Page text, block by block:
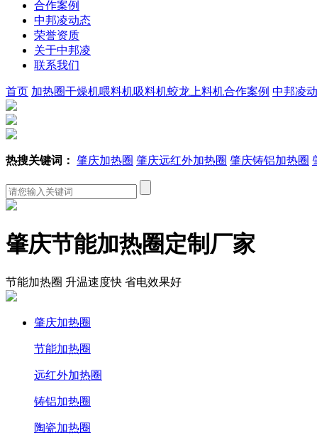
合作案例
中邦凌动态
荣誉资质
关于中邦凌
联系我们
首页 加热圈干燥机喂料机吸料机蛟龙上料机合作案例 中邦凌
热搜关键词： 肇庆加热圈 肇庆远红外加热圈 肇庆铸铝加热圈
肇庆节能加热圈定制厂家
节能加热圈 升温速度快 省电效果好
肇庆加热圈
节能加热圈
远红外加热圈
铸铝加热圈
陶瓷加热圈